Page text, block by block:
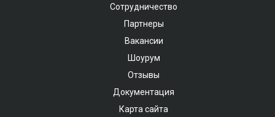
Сотрудничество
Партнеры
Вакансии
Шоурум
Отзывы
Документация
Карта сайта